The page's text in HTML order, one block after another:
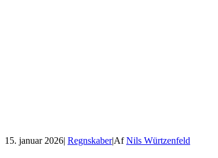
15. januar 2026| Regnskaber|AfNils Würtzenfeld